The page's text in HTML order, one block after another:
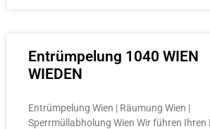
Entrümpelung 1040 WIEN
WIEDEN
Entrümpelung Wien | Räumung Wien |
Sperrmüllabholung Wien Wir führen Ihren